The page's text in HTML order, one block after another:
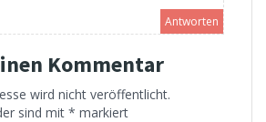
Antworten
Kommentar
wird nicht veröffentlicht.
sind mit * markiert